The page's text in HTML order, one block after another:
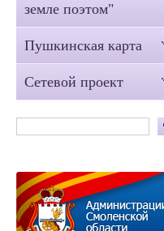
земле поэтом"
Пушкинская карта
Сетевой проект